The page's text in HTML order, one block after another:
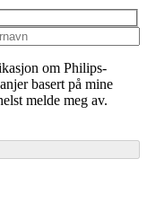
om Philips-
basert på mine
melde meg av.